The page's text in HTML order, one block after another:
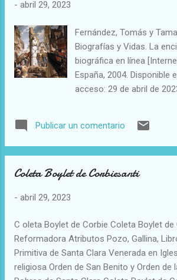
Bolonia, donde fundó el
del Corpus Domini, del
hasta el año de su
reconocida como una de
autoras franciscanas del
expuesto en Le Sette
italianas, resume ...
- abril 29, 2023
Fernández, Tomás y
Biografías y Vidas. La
biográfica en línea
España, 2004. Disponible
acceso: 29 de abril de
de una familia
infancia de Juana de
en la guerra de los Cien
de buena parte del norte
tropas inglesas y
años, Juana de Arco
san Miguel, a santa
Publicar un comentario
Coleta Boylet de Corbiesanti
- abril 29, 2023
C oleta Boylet de Corbie Coleta Boylet de
Reformadora Atributos Pozo, Gallina,
Primitiva de Santa Clara Venerada en
religiosa Orden de San Benito y Orden de